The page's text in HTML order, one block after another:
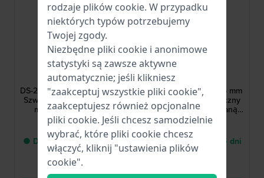
Certina
C0244071808100
DS-2 Powermatic 80 40 mm
Szwajcarski automatyczny
męski zegarek retro
4 642,00 zł
● Dostawa od 2 do 5 dni
roboczych
Porównaj
M0424301108100
Ocean Star 200C 42.5 mm
Szwajcarski automatyczny
zegarek z teksturowaną
tarczą i ceramicznym
5 469,00 zł
● Dostawa od 2 do 5 dni
roboczych
rodzaje plików cookie. W przypadku
niektórych typów potrzebujemy
Twojej zgody.
Niezbędne pliki cookie i anonimowe
statystyki są zawsze aktywne
automatycznie; jeśli klikniesz
"zaakceptuj wszystkie pliki cookie",
zaakceptujesz również opcjonalne
pliki cookie. Jeśli chcesz samodzielnie
wybrać, które pliki cookie chcesz
włączyć, kliknij "ustawienia plików
cookie".